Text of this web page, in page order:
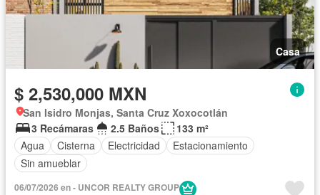
Casa
$ 2,530,000 MXN
San Isidro Monjas, Santa Cruz Xoxocotlán
3 Recámaras
2.5 Baños
133 m²
Agua
Cisterna Electricidad
Estacionamiento
Sin amueblar
06/07/2026 en - UNCOR REALTY GROUP